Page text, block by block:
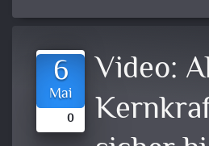
6
Mai
0
Video: